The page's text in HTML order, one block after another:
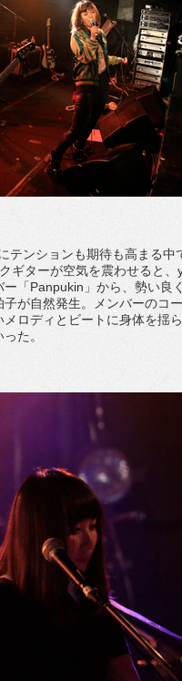
テンションも期待も高まる中
ギターが空気を震わせると、
「Panpukin」から、勢い良
が自然発生。メンバーのコ
ロディとビートに身体を揺
た。